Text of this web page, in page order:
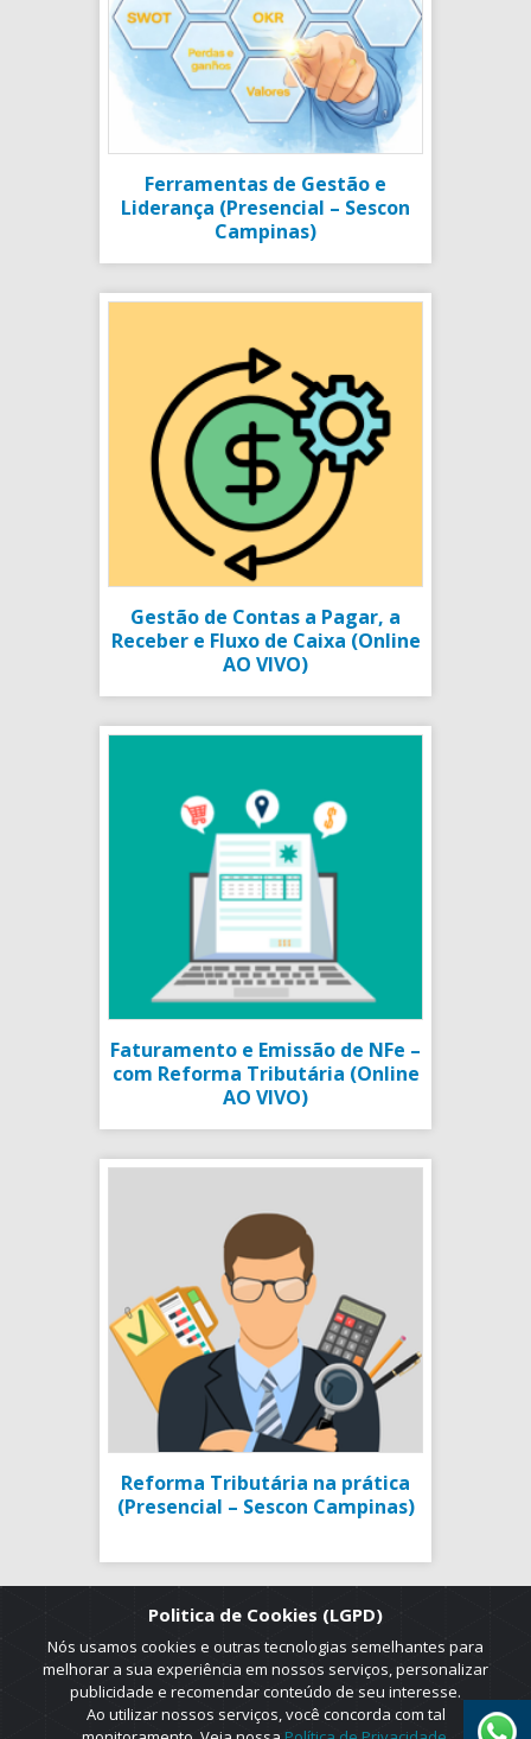
Ferramentas de Gestão e
Liderança (Presencial – Sescon
Campinas)
Gestão de Contas a Pagar, a
Receber e Fluxo de Caixa (Online
AO VIVO)
Faturamento e Emissão de NFe –
com Reforma Tributária (Online
AO VIVO)
Reforma Tributária na prática
(Presencial – Sescon Campinas)
Politica de Cookies (LGPD)
Nós usamos cookies e outras tecnologias semelhantes para
melhorar a sua experiência em nossos serviços, personalizar
publicidade e recomendar conteúdo de seu interesse.
Ao utilizar nossos serviços, você concorda com tal